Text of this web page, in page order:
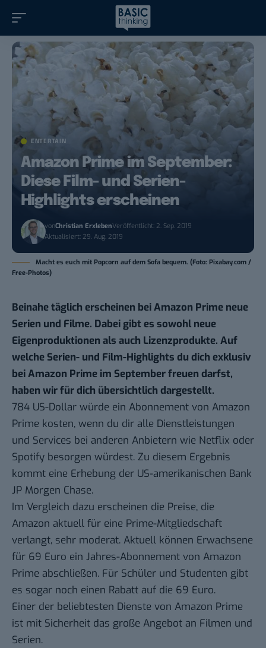
ENTERTAIN
Amazon Prime im September:
Diese Film- und Serien-
Highlights erscheinen
vonChristian ErxlebenVeröffentlicht: 2. Sep. 2019
Aktualisiert: 29. Aug. 2019
Macht es euch mit Popcorn auf dem Sofa bequem. (Foto: Pixabay.com /
Free-Photos)
Beinahe täglich erscheinen bei Amazon Prime neue
Serien und Filme. Dabei gibt es sowohl neue
Eigenproduktionen als auch Lizenzprodukte. Auf
welche Serien- und Film-Highlights du dich exklusiv
bei Amazon Prime im September freuen darfst,
haben wir für dich übersichtlich dargestellt.
784 US-Dollar würde ein Abonnement von Amazon
Prime kosten, wenn du dir alle Dienstleistungen
und Services bei anderen Anbietern wie Netflix oder
Spotify besorgen würdest. Zu diesem Ergebnis
kommt eine Erhebung der US-amerikanischen Bank
JP Morgen Chase.
Im Vergleich dazu erscheinen die Preise, die
Amazon aktuell für eine Prime-Mitgliedschaft
verlangt, sehr moderat. Aktuell können Erwachsene
für 69 Euro ein Jahres-Abonnement von Amazon
Prime abschließen. Für Schüler und Studenten gibt
es sogar noch einen Rabatt auf die 69 Euro.
Einer der beliebtesten Dienste von Amazon Prime
ist mit Sicherheit das große Angebot an Filmen und
Serien.